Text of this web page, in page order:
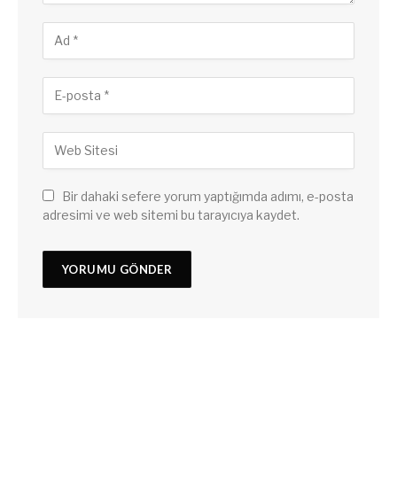
Bir dahaki sefere yorum yaptığımda adımı, e-posta
adresimi ve web sitemi bu tarayıcıya kaydet.